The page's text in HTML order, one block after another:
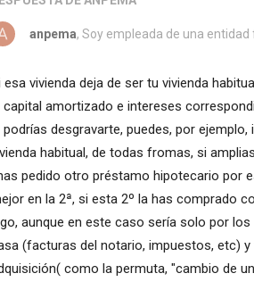
anpema, Soy empleada de una entidad
esa vivienda deja de ser tu vivienda
capital amortizado e intereses
podrías desgravarte, puedes, por
habitual, de todas fromas, si
pedido otro préstamo hipotecario por
en la 2ª, si esta 2º la has comprado
aunque en este caso sería solo por
(facturas del notario, impuestos, etc)
como la permuta, "cambio de